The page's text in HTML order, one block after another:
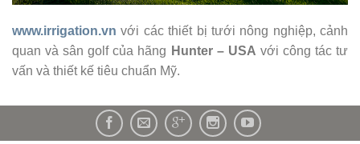
www.irrigation.vn với các thiết bị tưới nông nghiệp, cảnh
quan và sân golf của hãng Hunter – USA với công tác tư
vấn và thiết kế tiêu chuẩn Mỹ.